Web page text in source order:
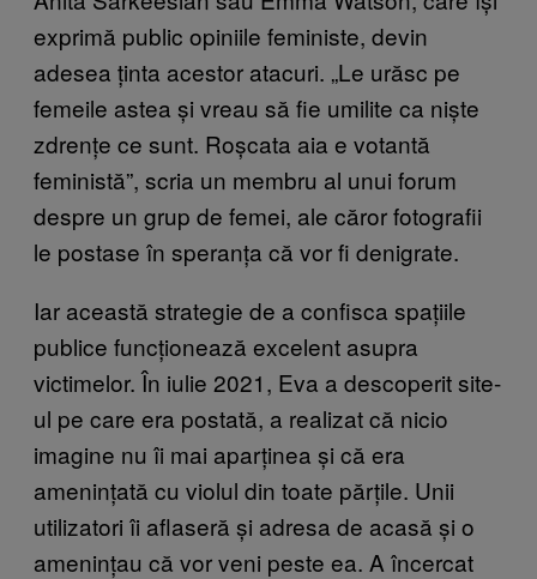
exprimă public opiniile feministe, devin
adesea ținta acestor atacuri. „Le urăsc pe
femeile astea și vreau să fie umilite ca niște
zdrențe ce sunt. Roșcata aia e votantă
feministă”, scria un membru al unui forum
despre un grup de femei, ale căror fotografii
le postase în speranța că vor fi denigrate.
Iar această strategie de a confisca spațiile
publice funcționează excelent asupra
victimelor. În iulie 2021, Eva a descoperit site-
ul pe care era postată, a realizat că nicio
imagine nu îi mai aparținea și că era
amenințată cu violul din toate părțile. Unii
utilizatori îi aflaseră și adresa de acasă și o
amenințau că vor veni peste ea. A încercat